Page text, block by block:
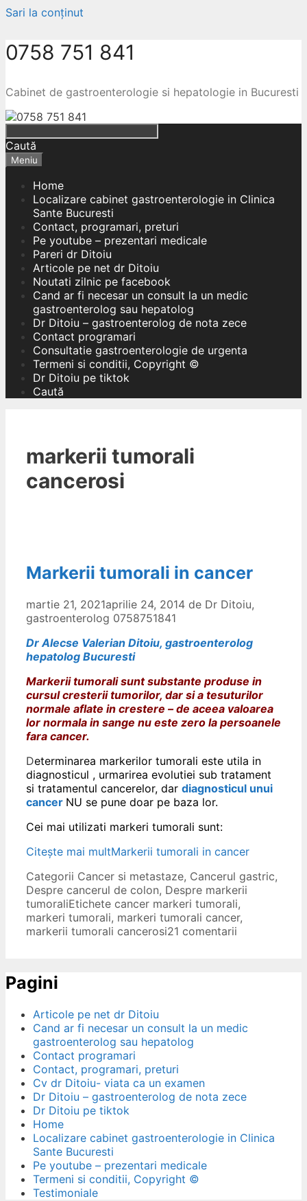
Sari la conținut
0758 751 841
Cabinet de gastroenterologie si hepatologie in Bucuresti
Caută
Meniu
Home
Localizare cabinet gastroenterologie in Clinica
Sante Bucuresti
Contact, programari, preturi
Pe youtube – prezentari medicale
Pareri dr Ditoiu
Articole pe net dr Ditoiu
Noutati zilnic pe facebook
Cand ar fi necesar un consult la un medic
gastroenterolog sau hepatolog
Dr Ditoiu – gastroenterolog de nota zece
Contact programari
Consultatie gastroenterologie de urgenta
Termeni si conditii, Copyright ©
Dr Ditoiu pe tiktok
Caută
markerii tumorali
cancerosi
Markerii tumorali in cancer
martie 21, 2021aprilie 24, 2014 de Dr Ditoiu,
gastroenterolog 0758751841
Dr Alecse Valerian Ditoiu, gastroenterolog
hepatolog Bucuresti
Markerii tumorali sunt substante produse in
cursul cresterii tumorilor, dar si a tesuturilor
normale aflate in crestere – de aceea valoarea
lor normala in sange nu este zero la persoanele
fara cancer.
Determinarea markerilor tumorali este utila in
diagnosticul , urmarirea evolutiei sub tratament
si tratamentul cancerelor, dar diagnosticul unui
cancer NU se pune doar pe baza lor.
Cei mai utilizati markeri tumorali sunt:
Citește mai multMarkerii tumorali in cancer
Categorii Cancer si metastaze, Cancerul gastric,
Despre cancerul de colon, Despre markerii
tumoraliEtichete cancer markeri tumorali,
markeri tumorali, markeri tumorali cancer,
markerii tumorali cancerosi21 comentarii
Pagini
Articole pe net dr Ditoiu
Cand ar fi necesar un consult la un medic
gastroenterolog sau hepatolog
Contact programari
Contact, programari, preturi
Cv dr Ditoiu- viata ca un examen
Dr Ditoiu – gastroenterolog de nota zece
Dr Ditoiu pe tiktok
Home
Localizare cabinet gastroenterologie in Clinica
Sante Bucuresti
Pe youtube – prezentari medicale
Termeni si conditii, Copyright ©
Testimoniale